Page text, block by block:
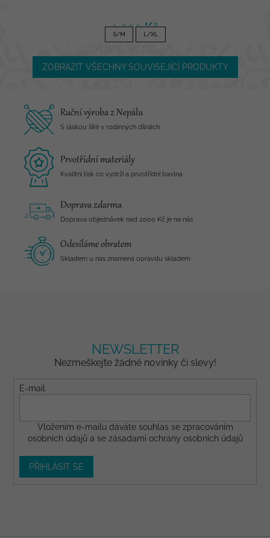
1 090 Kč
S/M L/XL
ZOBRAZIT VŠECHNY SOUVISEJÍCÍ PRODUKTY
Ruční výroba z Nepálu
S láskou šité v rodinných dílnách
Prvotřídní materiály
Kvalitní tisk co vydrží a prvotřídní bavlna
Doprava zdarma
Doprava objednávek nad 2000 Kč je na nás
Odesíláme obratem
Skladem u nás znamená opravdu skladem
NEWSLETTER
Nezmeškejte žádné novinky či slevy!
E-mail
Vložením e-mailu dáváte souhlas se zpracováním
osobních údajů a se zásadami ochrany osobních údajů
PŘIHLÁSIT SE